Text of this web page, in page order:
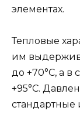
элементах.
Тепловые
им
до +70°C, а в
+95°C.
стандартные